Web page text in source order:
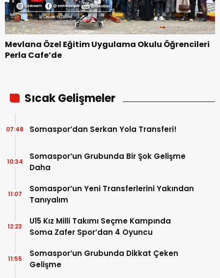
Mevlana Özel Eğitim Uygulama Okulu Öğrencileri
Perla Cafe’de
Sıcak Gelişmeler
Somaspor’dan Serkan Yola Transferi!
07:48
Somaspor’un Grubunda Bir Şok Gelişme
Daha
10:34
Somaspor’un Yeni Transferlerini Yakından
Tanıyalım
11:07
U15 Kız Milli Takımı Seçme Kampında
Soma Zafer Spor’dan 4 Oyuncu
12:23
Somaspor’un Grubunda Dikkat Çeken
Gelişme
11:55